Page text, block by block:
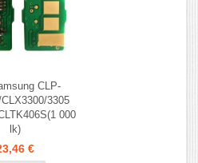
CLP-
3305
000
lk)
€